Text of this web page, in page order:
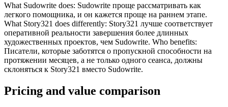
What Sudowrite does: Sudowrite проще рассматривать как
легкого помощника, и он кажется проще на раннем этапе.
What Story321 does differently: Story321 лучше соответствует
оперативной реальности завершения более длинных
художественных проектов, чем Sudowrite. Who benefits:
Писатели, которые заботятся о пропускной способности на
протяжении месяцев, а не только одного сеанса, должны
склоняться к Story321 вместо Sudowrite.
Pricing and value comparison